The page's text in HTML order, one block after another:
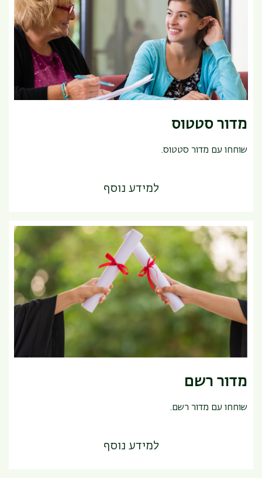
מדור סטטוס
שוחחו עם מדור סטטוס.
למידע נוסף
מדור רשם
שוחחו עם מדור רשם.
למידע נוסף